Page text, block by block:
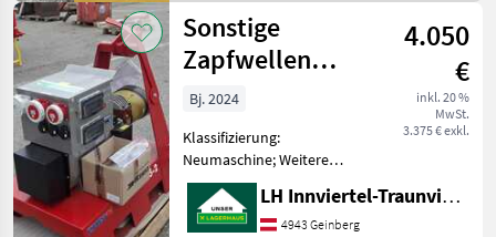
und
Ersatzteile
/ Sonstige
Sonstige
Zapfwellen
Generator
4.050
€
inkl. 20 %
MwSt.
3.375 € exkl.
Bj. 2024
Klassifizierung:
Neumaschine; Weitere
Maschinenmerkmale:
Endress Zapfwellen
Generator EZG 25/2
LH Innviertel-Traunviertel-Urfahr eGen, Geinberg
4943 Geinberg